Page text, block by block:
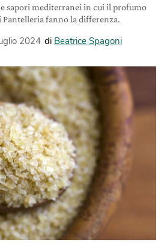
e sapori mediterranei in cui il profumo
Pantelleria fanno la differenza.
2024 di Beatrice Spagoni